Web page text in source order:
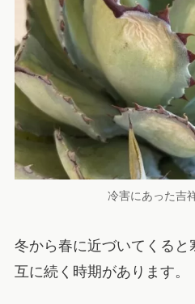
冷害にあった吉
冬から春に近づいてくると
互に続く時期があります。